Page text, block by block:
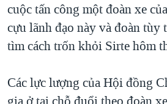
cuộc tấn công một đoàn xe
cựu lãnh đạo này và đoàn tùy
tìm cách trốn khỏi Sirte hôm
Các lực lượng của Hội đồng